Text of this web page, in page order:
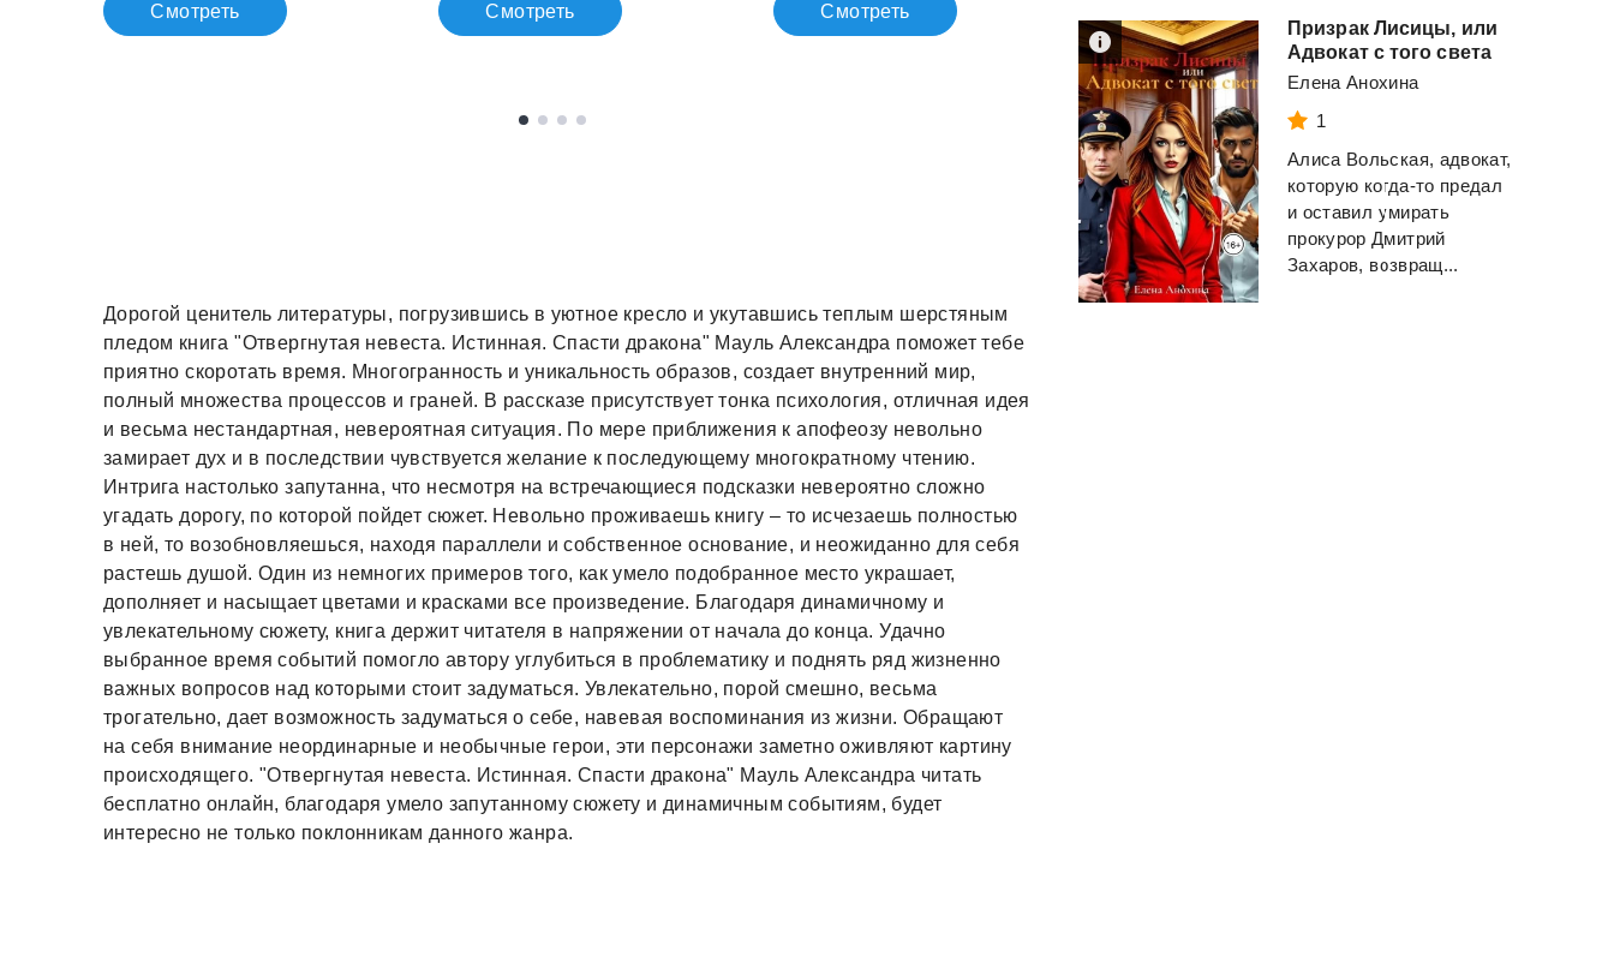
Смотреть Смотреть Смотреть
Дорогой ценитель литературы, погрузившись в уютное кресло и укутавшись теплым шерстяным
пледом книга "Отвергнутая невеста. Истинная. Спасти дракона" Мауль Александра поможет тебе
приятно скоротать время. Многогранность и уникальность образов, создает внутренний мир,
полный множества процессов и граней. В рассказе присутствует тонка психология, отличная идея
и весьма нестандартная, невероятная ситуация. По мере приближения к апофеозу невольно
замирает дух и в последствии чувствуется желание к последующему многократному чтению.
Интрига настолько запутанна, что несмотря на встречающиеся подсказки невероятно сложно
угадать дорогу, по которой пойдет сюжет. Невольно проживаешь книгу – то исчезаешь полностью
в ней, то возобновляешься, находя параллели и собственное основание, и неожиданно для себя
растешь душой. Один из немногих примеров того, как умело подобранное место украшает,
дополняет и насыщает цветами и красками все произведение. Благодаря динамичному и
увлекательному сюжету, книга держит читателя в напряжении от начала до конца. Удачно
выбранное время событий помогло автору углубиться в проблематику и поднять ряд жизненно
важных вопросов над которыми стоит задуматься. Увлекательно, порой смешно, весьма
трогательно, дает возможность задуматься о себе, навевая воспоминания из жизни. Обращают
на себя внимание неординарные и необычные герои, эти персонажи заметно оживляют картину
происходящего. "Отвергнутая невеста. Истинная. Спасти дракона" Мауль Александра читать
бесплатно онлайн, благодаря умело запутанному сюжету и динамичным событиям, будет
интересно не только поклонникам данного жанра.
Призрак Лисицы, или
Адвокат с того света
Елена Анохина
1
Алиса Вольская, адвокат,
которую когда-то предал
и оставил умирать
прокурор Дмитрий
Захаров, возвращ...